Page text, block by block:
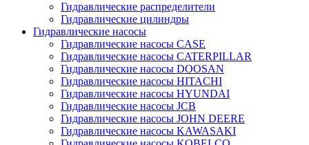
Гидравлические распределители
Гидравлические цилиндры
Гидравлические насосы
Гидравлические насосы CASE
Гидравлические насосы CATERPILLAR
Гидравлические насосы DOOSAN
Гидравлические насосы HITACHI
Гидравлические насосы HYUNDAI
Гидравлические насосы JCB
Гидравлические насосы JOHN DEERE
Гидравлические насосы KAWASAKI